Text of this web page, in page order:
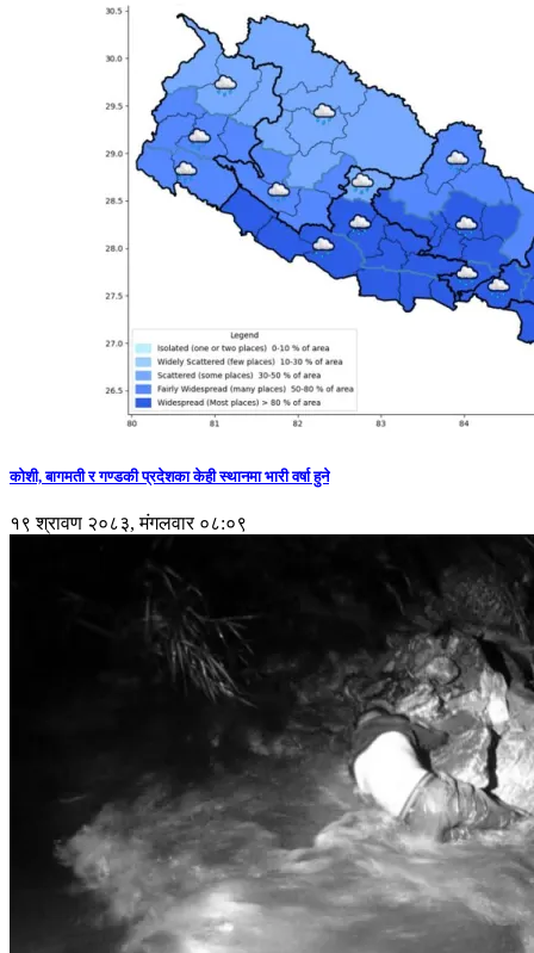
कोशी, बागमती र गण्डकी प्रदेशका केही स्थानमा भारी वर्षा हुने
१९ श्रावण २०८३, मंगलवार ०८:०९